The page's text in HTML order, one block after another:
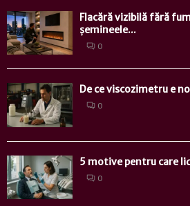
Flacără vizibilă fără
șemineele...
0
De ce viscozimetru e
0
5 motive pentru care
0